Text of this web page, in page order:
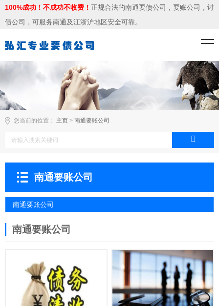
100%成功！不成功不收费！ 正规合法的南通要债公司，要账公司，讨
债公司，可服务南通及江浙沪地区安全可靠。
您当前的位置： 主页 > 南通要账公司
南通要账公司
南通要账公司
南通要账公司